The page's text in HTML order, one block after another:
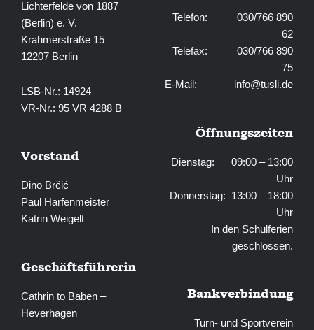
Lichterfelde von 1887
(Berlin) e. V.
Krahmerstraße 15
12207 Berlin
LSB-Nr.: 14924
VR-Nr.: 95 VR 4288 B
Vorstand
Dino Brčić
Paul Harfenmeister
Katrin Weigelt
Geschäftsführerin
Cathrin to Baben –
Heverhagen
Telefon: 030/766 890
62
Telefax: 030/766 890
75
E-Mail: info@tusli.de
Öffnungszeiten
Dienstag: 09:00 – 13:00
Uhr
Donnerstag: 13:00 – 18:00
Uhr
In den Schulferien
geschlossen.
Bankverbindung
Turn- und Sportverein